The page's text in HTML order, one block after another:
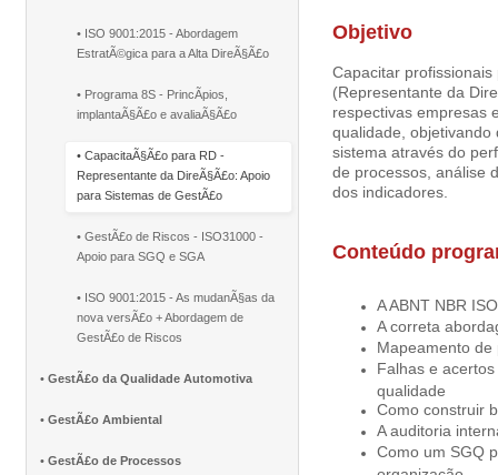
• ISO 9001:2015 - Abordagem
EstratÃ©gica para a Alta DireÃ§Ã£o
• Programa 8S - PrincÃ­pios,
implantaÃ§Ã£o e avaliaÃ§Ã£o
• CapacitaÃ§Ã£o para RD -
Representante da DireÃ§Ã£o: Apoio
para Sistemas de GestÃ£o
• GestÃ£o de Riscos - ISO31000 -
Apoio para SGQ e SGA
• ISO 9001:2015 - As mudanÃ§as da
nova versÃ£o + Abordagem de
GestÃ£o de Riscos
• GestÃ£o da Qualidade Automotiva
• GestÃ£o Ambiental
• GestÃ£o de Processos
Objetivo
Capacitar
(Representante da
respectivas empresas
qualidade, objetivando
sistema através do
de processos, análise
dos indicadores.
Conteúdo
A ABNT NBR
A correta
Mapeamento de
Falhas e
qualidade
Como construir
A auditoria
Como um SGQ